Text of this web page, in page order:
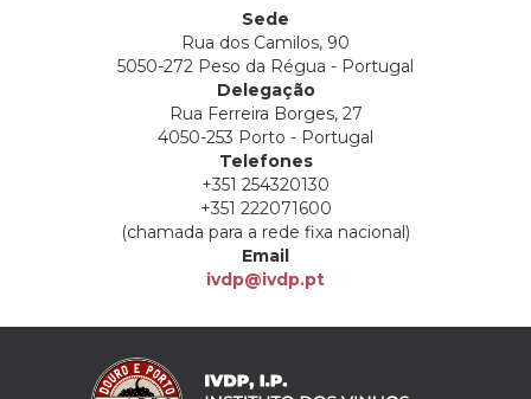
Sede
Rua dos Camilos, 90
5050-272 Peso da Régua - Portugal
Delegação
Rua Ferreira Borges, 27
4050-253 Porto - Portugal
Telefones
+351 254320130
+351 222071600
(chamada para a rede fixa nacional)
Email
ivdp@ivdp.pt